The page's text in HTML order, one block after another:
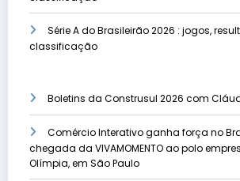
Série A do Brasileirão 2026 : jogos,
classificação
Boletins da Construsul 2026 com
Comércio Interativo ganha força no
chegada da VIVAMOMENTO ao polo
Olímpia, em São Paulo